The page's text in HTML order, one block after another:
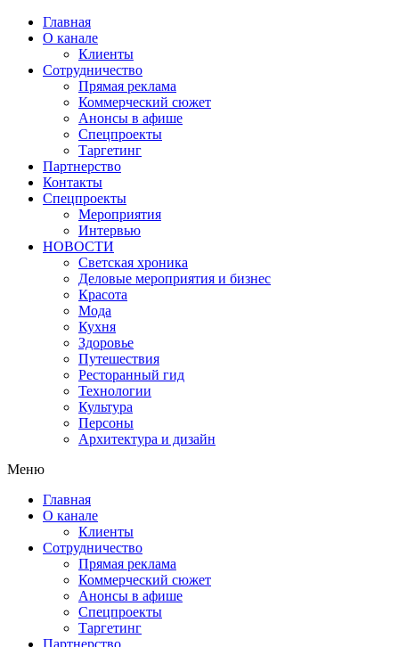
Главная
О канале
Клиенты
Сотрудничество
Прямая реклама
Коммерческий сюжет
Анонсы в афише
Cпецпроекты
Таргетинг
Партнерство
Контакты
Спецпроекты
Мероприятия
Интервью
НОВОСТИ
Светская хроника
Деловые мероприятия и бизнес
Красота
Мода
Кухня
Здоровье
Путешествия
Ресторанный гид
Технологии
Культура
Персоны
Архитектура и дизайн
Меню
Главная
О канале
Клиенты
Сотрудничество
Прямая реклама
Коммерческий сюжет
Анонсы в афише
Cпецпроекты
Таргетинг
Партнерство